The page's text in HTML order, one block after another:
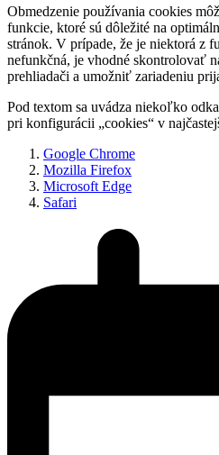
Obmedzenie používania cookies
funkcie, ktoré sú dôležité na
stránok. V prípade, že je niektorá z
nefunkčná, je vhodné skontrolovať
prehliadači a umožniť zariadeniu
Pod textom sa uvádza niekoľko
pri konfigurácii „cookies“ v
Google Chrome
Mozilla Firefox
Microsoft Edge
Safari